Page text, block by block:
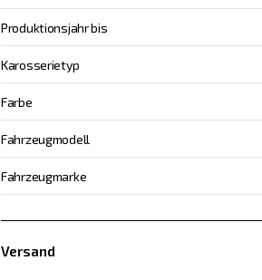
Produktionsjahr bis
Karosserietyp
Farbe
Fahrzeugmodell
Fahrzeugmarke
Versand